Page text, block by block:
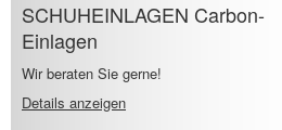
SCHUHEINLAGEN Carbon-
Einlagen
Wir beraten Sie gerne!
Details anzeigen